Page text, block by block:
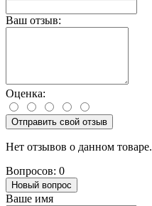
Ваш отзыв:
Оценка:
Отправить свой отзыв
Нет отзывов о данном товаре.
Вопросов: 0
Новый вопрос
Ваше имя